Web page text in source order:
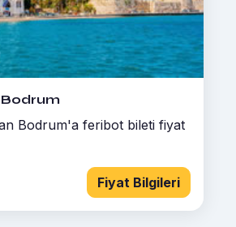
Bodrum
Bodrum'a feribot bileti fiyat
Fiyat Bilgileri